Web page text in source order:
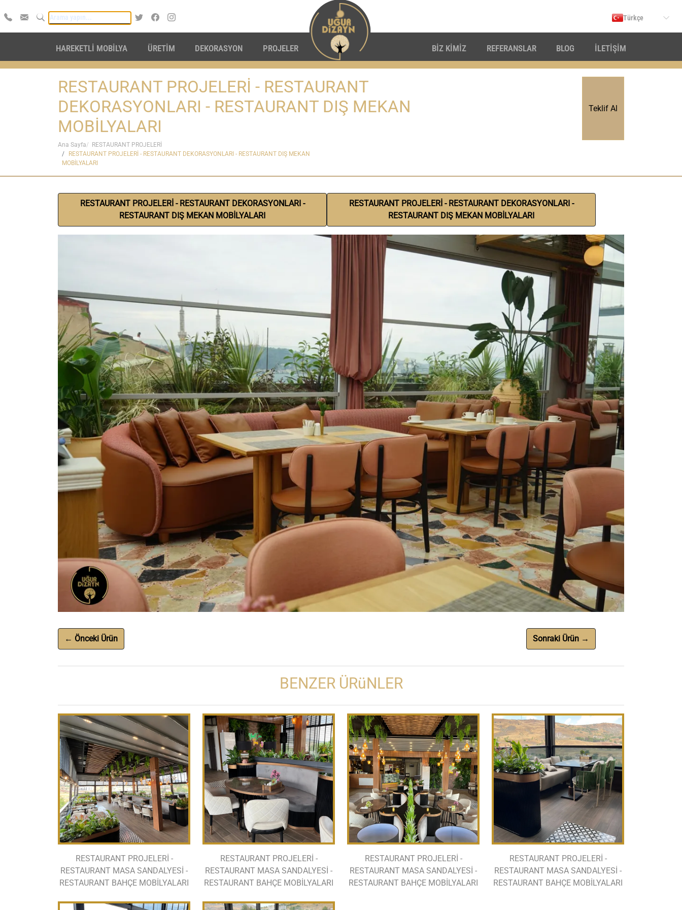
Türkçe
HAREKETLİ MOBİLYA ÜRETİM DEKORASYON PROJELER BİZ KİMİZ REFERANSLAR BLOG İLETİŞİM
RESTAURANT PROJELERİ - RESTAURANT
DEKORASYONLARI - RESTAURANT DIŞ MEKAN
MOBİLYALARI
Teklif Al
Ana Sayfa
RESTAURANT PROJELERİ
RESTAURANT PROJELERİ - RESTAURANT DEKORASYONLARI - RESTAURANT DIŞ MEKAN
MOBİLYALARI
RESTAURANT PROJELERİ - RESTAURANT DEKORASYONLARI -
RESTAURANT DIŞ MEKAN MOBİLYALARI
RESTAURANT PROJELERİ - RESTAURANT DEKORASYONLARI -
RESTAURANT DIŞ MEKAN MOBİLYALARI
← Önceki Ürün Sonraki Ürün →
BENZER ÜRüNLER
RESTAURANT PROJELERİ -
RESTAURANT MASA SANDALYESİ -
RESTAURANT BAHÇE MOBİLYALARI
RESTAURANT PROJELERİ -
RESTAURANT MASA SANDALYESİ -
RESTAURANT BAHÇE MOBİLYALARI
RESTAURANT PROJELERİ -
RESTAURANT MASA SANDALYESİ -
RESTAURANT BAHÇE MOBİLYALARI
RESTAURANT PROJELERİ -
RESTAURANT MASA SANDALYESİ -
RESTAURANT BAHÇE MOBİLYALARI